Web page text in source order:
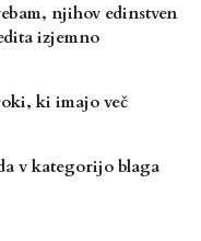
njihov edinstven
izjemno
ki imajo več
v kategorijo blaga